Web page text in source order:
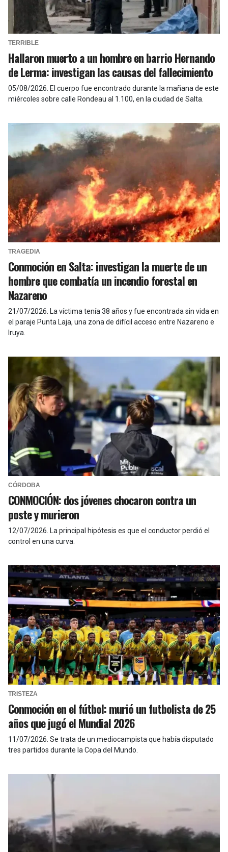
TERRIBLE
Hallaron muerto a un hombre en barrio Hernando
de Lerma: investigan las causas del fallecimiento
05/08/2026 El cuerpo fue encontrado durante la mañana de este
miércoles sobre calle Rondeau al 1.100, en la ciudad de Salta.
TRAGEDIA
Conmoción en Salta: investigan la muerte de un
hombre que combatía un incendio forestal en
Nazareno
21/07/2026 La víctima tenía 38 años y fue encontrada sin vida en
el paraje Punta Laja, una zona de difícil acceso entre Nazareno e
Iruya.
CÓRDOBA
CONMOCIÓN: dos jóvenes chocaron contra un
poste y murieron
12/07/2026 La principal hipótesis es que el conductor perdió el
control en una curva.
TRISTEZA
Conmoción en el fútbol: murió un futbolista de 25
años que jugó el Mundial 2026
11/07/2026 Se trata de un mediocampista que había disputado
tres partidos durante la Copa del Mundo.